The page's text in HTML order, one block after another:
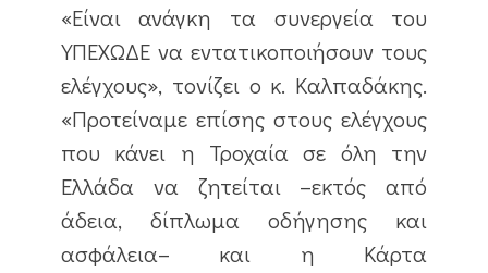
«Είναι ανάγκη τα συνεργεία του
ΥΠΕΧΩΔΕ να εντατικοποιήσουν τους
ελέγχους», τονίζει ο κ. Καλπαδάκης.
«Προτείναμε επίσης στους ελέγχους
που κάνει η Τροχαία σε όλη την
Ελλάδα να ζητείται –εκτός από
άδεια, δίπλωμα οδήγησης και
ασφάλεια– και η Κάρτα